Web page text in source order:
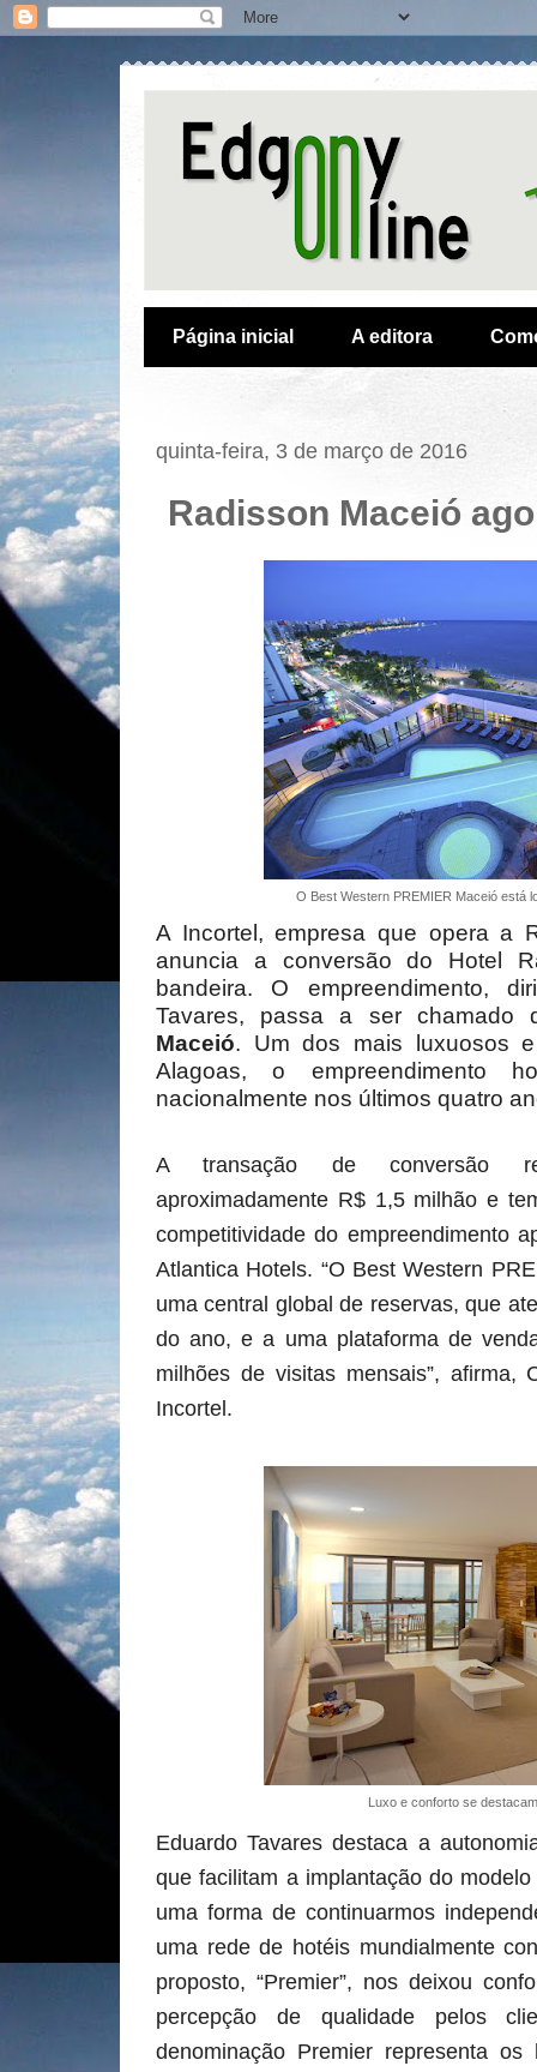
Página inicial A editora
quinta-feira, 3 de março de 2016
Radisson Maceió
O Best Western PREMIER Maceió está
A Incortel, empresa que opera a
anuncia a conversão do Hotel
bandeira. O empreendimento,
Tavares, passa a ser
Maceió. Um dos mais luxuosos
Alagoas, o empreendimento
nacionalmente nos últimos quatro
A transação de conversão
aproximadamente R$ 1,5 milhão e
competitividade do empreendimento
Atlantica Hotels. “O Best Western
uma central global de reservas, que
do ano, e a uma plataforma de
milhões de visitas mensais”, afirma,
Incortel.
Luxo e conforto se
Eduardo Tavares destaca a
que facilitam a implantação do
uma forma de continuarmos
uma rede de hotéis mundialmente
proposto, “Premier”, nos deixou
percepção de qualidade pelos
denominação Premier representa